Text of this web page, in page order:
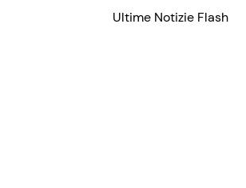
Ultime Notizie Flash